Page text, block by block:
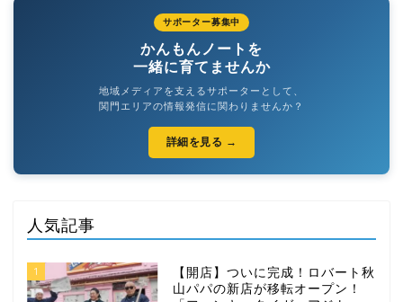
サポーター募集中
かんもんノートを
一緒に育てませんか
地域メディアを支えるサポーターとして、
関門エリアの情報発信に関わりませんか？
詳細を見る →
人気記事
1
【開店】ついに完成！ロバート秋
山パパの新店が移転オープン！